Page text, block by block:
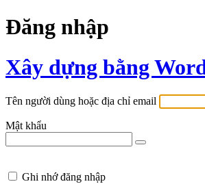
Đăng nhập
Xây dựng bằng
Tên người dùng hoặc địa chỉ email
Mật khẩu
Ghi nhớ đăng nhập